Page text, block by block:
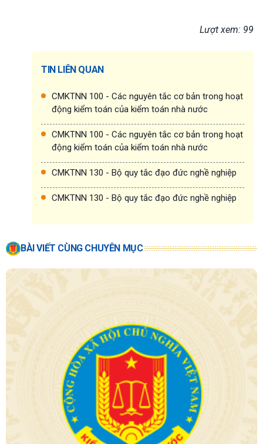
Lượt xem: 99
TIN LIÊN QUAN
CMKTNN 100 - Các nguyên tắc cơ bản trong hoạt
động kiểm toán của kiểm toán nhà nước
CMKTNN 100 - Các nguyên tắc cơ bản trong hoạt
động kiểm toán của kiểm toán nhà nước
CMKTNN 130 - Bộ quy tắc đạo đức nghề nghiệp
CMKTNN 130 - Bộ quy tắc đạo đức nghề nghiệp
BÀI VIẾT CÙNG CHUYÊN MỤC